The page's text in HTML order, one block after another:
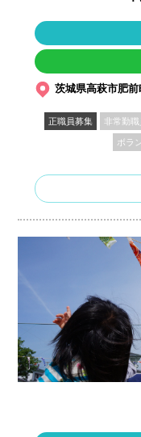
茨城県高萩市肥前
正職員募集 非常勤職
ボラ